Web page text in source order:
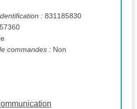
: 831185830
57360
commandes : Non